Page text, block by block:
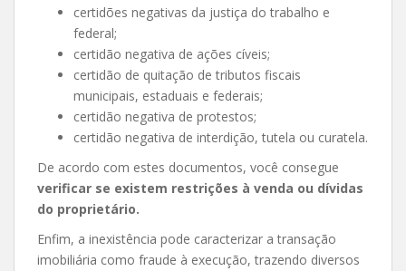
certidões negativas da justiça do trabalho e
federal;
certidão negativa de ações cíveis;
certidão de quitação de tributos fiscais
municipais, estaduais e federais;
certidão negativa de protestos;
certidão negativa de interdição, tutela ou curatela.
De acordo com estes documentos, você consegue
verificar se existem restrições à venda ou dívidas
do proprietário.
Enfim, a inexistência pode caracterizar a transação
imobiliária como fraude à execução, trazendo diversos